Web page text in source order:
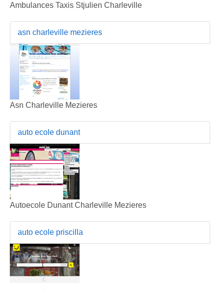
Ambulances Taxis Stjulien Charleville
asn charleville mezieres
Asn Charleville Mezieres
auto ecole dunant
Autoecole Dunant Charleville Mezieres
auto ecole priscilla